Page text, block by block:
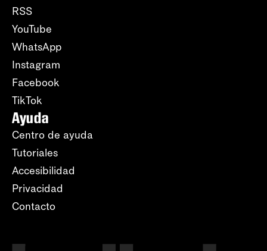
RSS
YouTube
WhatsApp
Instagram
Facebook
TikTok
Ayuda
Centro de ayuda
Tutoriales
Accesibilidad
Privacidad
Contacto